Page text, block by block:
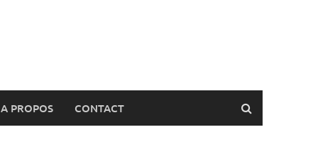
A PROPOS CONTACT